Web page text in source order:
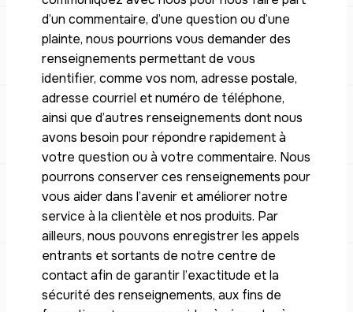
d’un commentaire, d’une question ou d’une
plainte, nous pourrions vous demander des
renseignements permettant de vous
identifier, comme vos nom, adresse postale,
adresse courriel et numéro de téléphone,
ainsi que d’autres renseignements dont nous
avons besoin pour répondre rapidement à
votre question ou à votre commentaire. Nous
pourrons conserver ces renseignements pour
vous aider dans l’avenir et améliorer notre
service à la clientèle et nos produits. Par
ailleurs, nous pouvons enregistrer les appels
entrants et sortants de notre centre de
contact afin de garantir l’exactitude et la
sécurité des renseignements, aux fins de